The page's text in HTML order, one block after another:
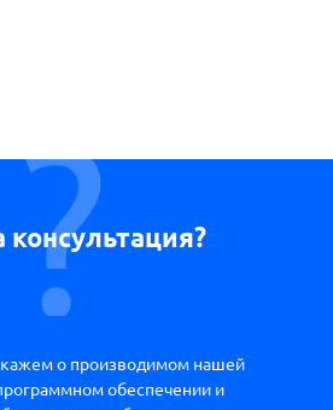
о производимом нашей
обеспечении и